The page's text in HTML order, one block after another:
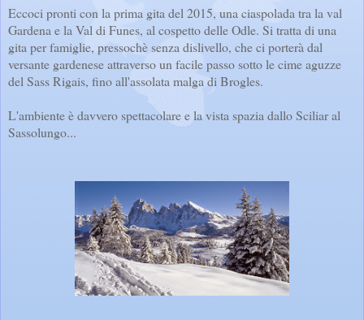
Eccoci pronti con la prima gita del 2015, una ciaspolada tra la val
Gardena e la Val di Funes, al cospetto delle Odle. Si tratta di una
gita per famiglie, pressochè senza dislivello, che ci porterà dal
versante gardenese attraverso un facile passo sotto le cime aguzze
del Sass Rigais, fino all'assolata malga di Brogles.
L'ambiente è davvero spettacolare e la vista spazia dallo Sciliar al
Sassolungo...